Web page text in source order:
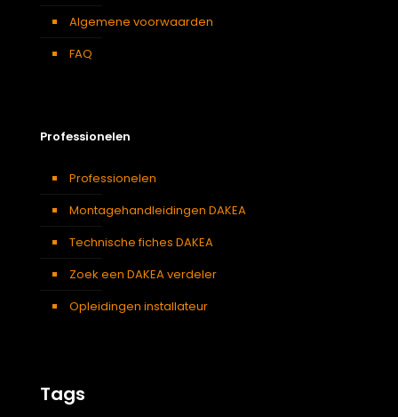
Algemene voorwaarden
FAQ
Professionelen
Professionelen
Montagehandleidingen DAKEA
Technische fiches DAKEA
Zoek een DAKEA verdeler
Opleidingen installateur
Tags